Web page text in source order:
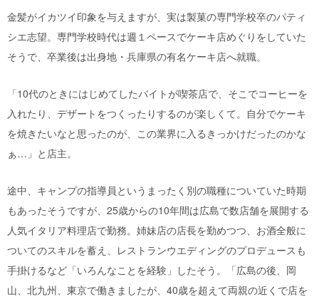
金髪がイカツイ印象を与えますが、実は製菓の専門学校卒のパティ
シエ志望。専門学校時代は週１ペースでケーキ店めぐりをしていた
そうで、卒業後は出身地・兵庫県の有名ケーキ店へ就職。
「10代のときにはじめてしたバイトが喫茶店で、そこでコーヒーを
入れたり、デザートをつくったりするのが楽しくて。自分でケーキ
を焼きたいなと思ったのが、この業界に入るきっかけだったのかな
ぁ…」と店主。
途中、キャンプの指導員というまったく別の職種についていた時期
もあったそうですが、25歳からの10年間は広島で数店舗を展開する
人気イタリア料理店で勤務。姉妹店の店長を勤めつつ、お酒全般に
ついてのスキルを蓄え、レストランウエディングのプロデュースも
手掛けるなど「いろんなことを経験」したそう。「広島の後、岡
山、北九州、東京で働きましたが、40歳を超えて両親の近くで店を